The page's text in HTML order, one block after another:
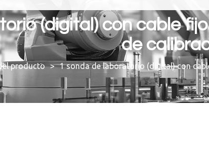
(digital) con cable
de
producto 1 sonda de laboratorio (digital) con